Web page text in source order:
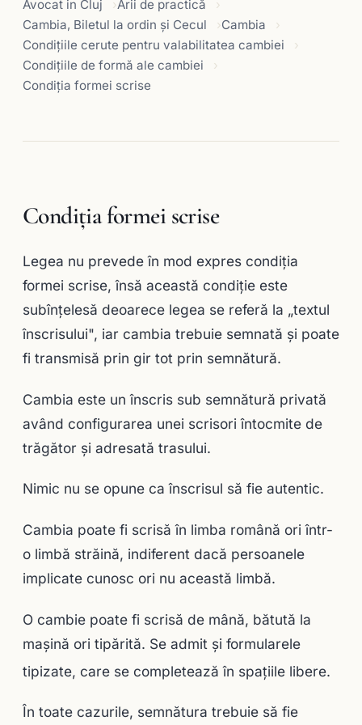
Avocat in Cluj
Arii de practică
Cambia, Biletul la ordin și Cecul
Cambia
Condiţiile cerute pentru valabilitatea cambiei
Condiţiile de formă ale cambiei
Condiţia formei scrise
Condiţia formei scrise
Legea nu prevede în mod expres condiţia
formei scrise, însă această condiţie este
subînţelesă deoarece legea se referă la „textul
înscrisului", iar cambia trebuie semnată şi poate
fi transmisă prin gir tot prin semnătură.
Cambia este un înscris sub semnătură privată
având configurarea unei scrisori întocmite de
trăgător şi adresată trasului.
Nimic nu se opune ca înscrisul să fie autentic.
Cambia poate fi scrisă în limba română ori într-
o limbă străină, indiferent dacă persoanele
implicate cunosc ori nu această limbă.
O cambie poate fi scrisă de mână, bătută la
maşină ori tipărită. Se admit şi formularele
tipizate, care se completează în spaţiile libere.
În toate cazurile, semnătura trebuie să fie